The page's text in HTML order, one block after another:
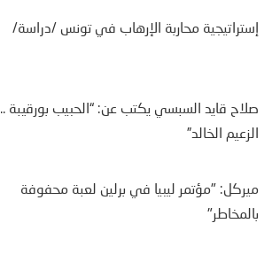
إستراتيجية محاربة الإرهاب في تونس /دراسة/
صلاح قايد السبسي يكتب عن: “الحبيب بورقيبة ..
الزعيم الخالد”
ميركل: "مؤتمر ليبيا في برلين لعبة محفوفة
بالمخاطر"